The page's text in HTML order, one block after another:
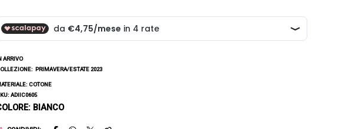
ARRIVO
PRIMAVERA/ESTATE 2023
COTONE
ADIIC0605
BIANCO